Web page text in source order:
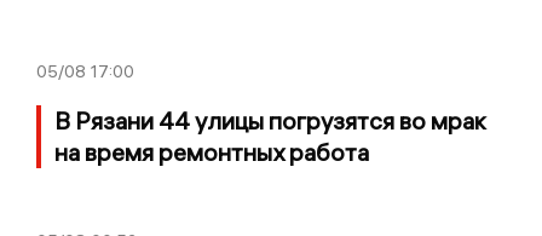
05/08 17:00
В Рязани 44 улицы погрузятся во мрак
на время ремонтных работа